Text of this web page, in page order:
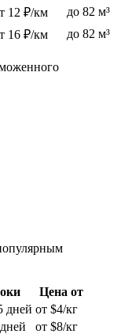
12 ₽/км
до 82 м³
16 ₽/км до 82 м³
Цена от
дней от $4/кг
от $8/кг